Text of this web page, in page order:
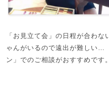
「お見立て会」の日程が合わ
ゃんがいるので遠出が難しい
ン」でのご相談がおすすめです。